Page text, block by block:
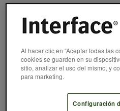
Al hacer clic en “Aceptar todas las
cookies se guarden en su
sitio, analizar el uso del mismo, y
para marketing.
Configuración